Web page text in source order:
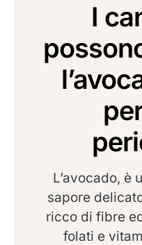
I
L’avocado, è
sapore
ricco di fibre
folati e